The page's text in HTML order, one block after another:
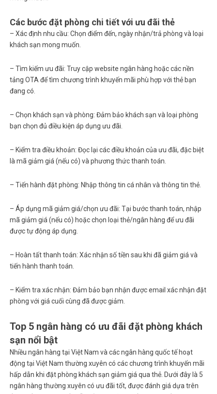
Các bước đặt phòng chi tiết với ưu đãi thẻ
– Xác định nhu cầu: Chọn điểm đến, ngày nhận/trả phòng và loại
khách sạn mong muốn.
– Tìm kiếm ưu đãi: Truy cập website ngân hàng hoặc các nền
tảng OTA để tìm chương trình khuyến mãi phù hợp với thẻ bạn
đang có.
– Chọn khách sạn và phòng: Đảm bảo khách sạn và loại phòng
bạn chọn đủ điều kiện áp dụng ưu đãi.
– Kiểm tra điều khoản: Đọc lại các điều khoản của ưu đãi, đặc biệt
là mã giảm giá (nếu có) và phương thức thanh toán.
– Tiến hành đặt phòng: Nhập thông tin cá nhân và thông tin thẻ.
– Áp dụng mã giảm giá/chọn ưu đãi: Tại bước thanh toán, nhập
mã giảm giá (nếu có) hoặc chọn loại thẻ/ngân hàng để ưu đãi
được tự động áp dụng.
– Hoàn tất thanh toán: Xác nhận số tiền sau khi đã giảm giá và
tiến hành thanh toán.
– Kiểm tra xác nhận: Đảm bảo bạn nhận được email xác nhận đặt
phòng với giá cuối cùng đã được giảm.
Top 5 ngân hàng có ưu đãi đặt phòng khách
sạn nổi bật
Nhiều ngân hàng tại Việt Nam và các ngân hàng quốc tế hoạt
động tại Việt Nam thường xuyên có các chương trình khuyến mãi
hấp dẫn khi đặt phòng khách sạn giảm giá qua thẻ . Dưới đây là 5
ngân hàng thường xuyên có ưu đãi tốt, được đánh giá dựa trên